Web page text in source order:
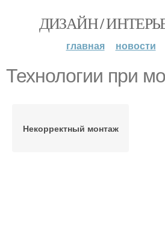
ДИЗАЙН /
главная новости
Технологии при
Некорректный монтаж